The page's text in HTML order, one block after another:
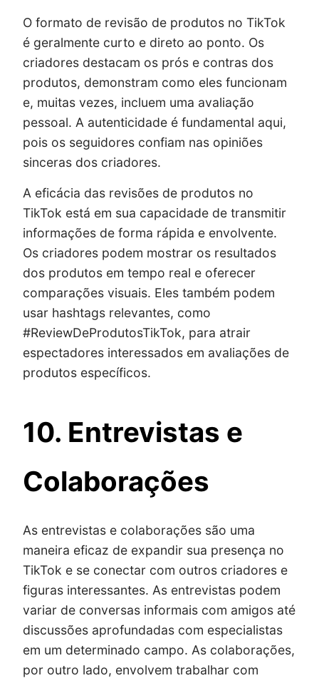
O formato de revisão de produtos no TikTok
é geralmente curto e direto ao ponto. Os
criadores destacam os prós e contras dos
produtos, demonstram como eles funcionam
e, muitas vezes, incluem uma avaliação
pessoal. A autenticidade é fundamental aqui,
pois os seguidores confiam nas opiniões
sinceras dos criadores.
A eficácia das revisões de produtos no
TikTok está em sua capacidade de transmitir
informações de forma rápida e envolvente.
Os criadores podem mostrar os resultados
dos produtos em tempo real e oferecer
comparações visuais. Eles também podem
usar hashtags relevantes, como
#ReviewDeProdutosTikTok, para atrair
espectadores interessados em avaliações de
produtos específicos.
10. Entrevistas e
Colaborações
As entrevistas e colaborações são uma
maneira eficaz de expandir sua presença no
TikTok e se conectar com outros criadores e
figuras interessantes. As entrevistas podem
variar de conversas informais com amigos até
discussões aprofundadas com especialistas
em um determinado campo. As colaborações,
por outro lado, envolvem trabalhar com